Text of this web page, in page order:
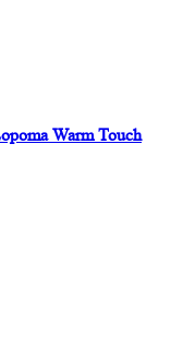
Warm Touch